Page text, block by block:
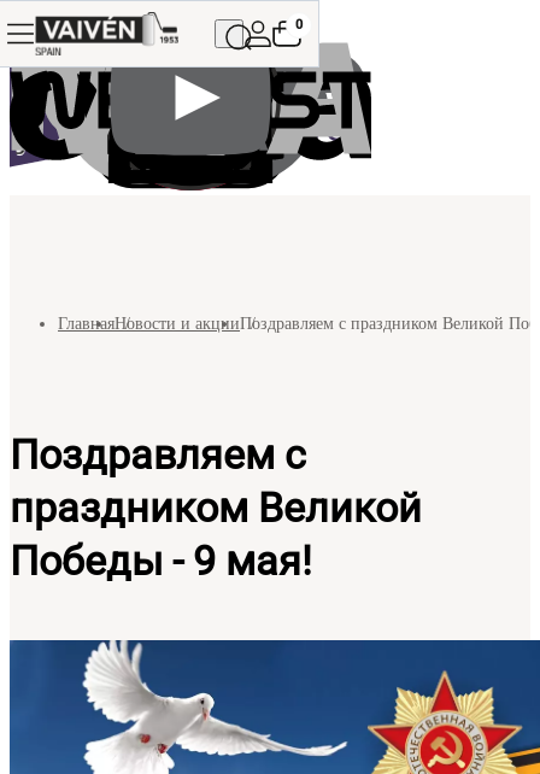
0
ГлавнаяНовости и акцииПоздравляем с праздником Великой
Поздравляем с
праздником Великой
Победы - 9 мая!